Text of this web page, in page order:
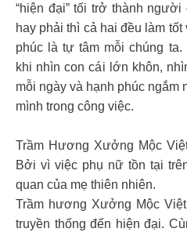
“hiện đại” tối trở thành người
hay phải thì cả hai đều làm
phúc là tự tâm mỗi chúng
khi nhìn con cái lớn khôn,
mỗi ngày và hạnh phúc ngắm
mình trong công việc.
Trầm Hương Xưởng Mộc
Bởi vì việc phụ nữ tồn tại
quan của mẹ thiên nhiên.
Trầm hương Xưởng Mộc
truyền thống đến hiện đại.